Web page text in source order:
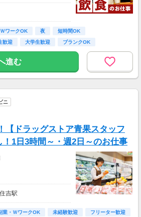
に
でお気軽にご相談くだ
採用で入社祝い金★
ワークOK 夜
短時間OK
歓迎 大学生歓迎 ブランクOK
進む
ニ
【ドラッグストア青果スタッフ
1日3時間～・週2日～のお仕事
円
円
方時給UP★
吉駅
業・ＷワークOK 未経験歓迎
フリーター歓迎